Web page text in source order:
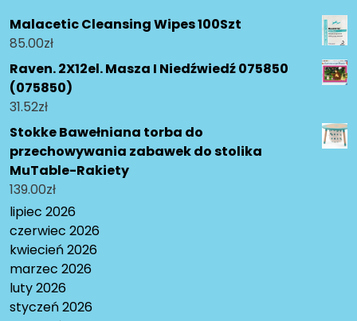
Malacetic Cleansing Wipes 100Szt
85.00zł
Raven. 2X12el. Masza I Niedźwiedź 075850
(075850)
31.52zł
Stokke Bawełniana torba do
przechowywania zabawek do stolika
MuTable-Rakiety
139.00zł
lipiec 2026
czerwiec 2026
kwiecień 2026
marzec 2026
luty 2026
styczeń 2026